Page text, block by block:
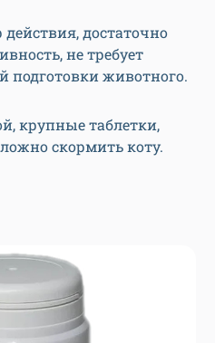
достаточно
не требует
подготовки животного.
крупные таблетки,
скормить коту.